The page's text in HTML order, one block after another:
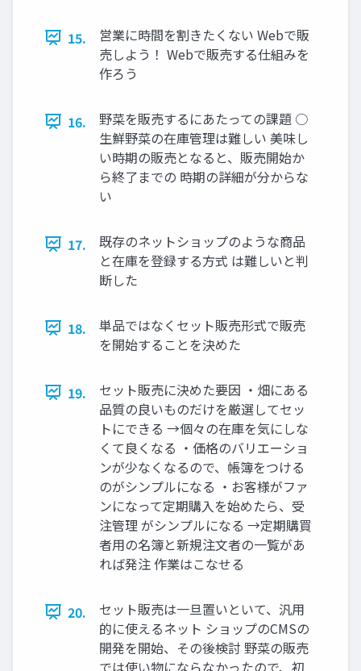
15.
営業に時間を割きたくない Webで販
売しよう！ Webで販売する仕組みを
作ろう
16.
野菜を販売するにあたっての課題 ○
生鮮野菜の在庫管理は難しい 美味し
い時期の販売となると、販売開始か
ら終了までの 時期の詳細が分からな
い
17.
既存のネットショップのような商品
と在庫を登録する方式 は難しいと判
断した
18.
単品ではなくセット販売形式で販売
を開始することを決めた
19.
セット販売に決めた要因 ・畑にある
品質の良いものだけを厳選してセッ
トにできる →個々の在庫を気にしな
くて良くなる ・価格のバリエーショ
ンが少なくなるので、帳簿をつける
のがシンプルになる ・お客様がファ
ンになって定期購入を始めたら、受
注管理 がシンプルになる →定期購買
者用の名簿と新規注文者の一覧があ
れば発注 作業はこなせる
20.
セット販売は一旦置いといて、汎用
的に使えるネット ショップのCMSの
開発を開始、その後検討 野菜の販売
では使い物にならなかったので、初